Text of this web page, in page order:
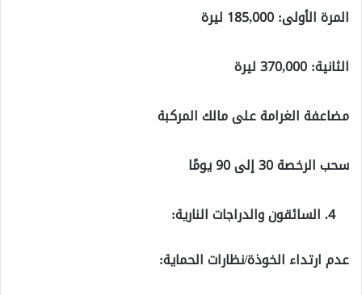
المرة الأولى: 185,000 ليرة
الثانية: 370,000 ليرة
مضاعفة الغرامة على مالك المركبة
سحب الرخصة 30 إلى 90 يومًا
السائقون والدراجات النارية:
عدم ارتداء الخوذة/نظارات الحماية: